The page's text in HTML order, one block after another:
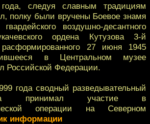
следуя славным традициям
полку были вручены Боевое знамя
воздушно-десантного
ордена Кутузова 3-й
27 июня 1945
в Центральном музее
Российской Федерации.
года сводный разведывательный
принимал участие в
операции на Северном
информации